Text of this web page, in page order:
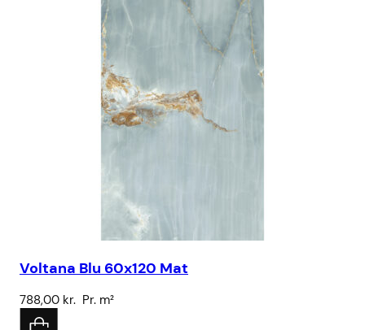
Voltana Blu 60x120 Mat
788,00 kr. Pr. m²